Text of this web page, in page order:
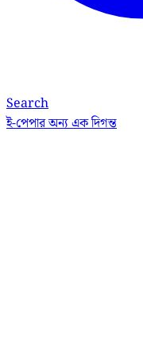
Search
ই-পেপারঅন্য এক দিগন্ত